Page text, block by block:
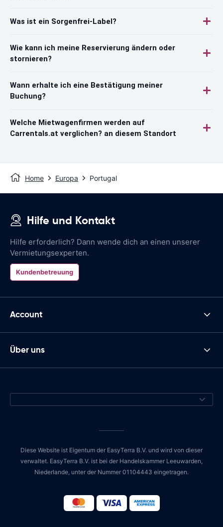
Was ist ein Sorgenfrei-Label?
Wie kann ich meine Reservierung ändern oder
stornieren?
Wann erhalte ich eine Bestätigung meiner
Buchung?
Welche Mietwagenfirmen werden auf
Carrentals.at verglichen? an diesem Standort
Home Europa Portugal
Hilfe und Kontakt
Hilfe erforderlich? Dann wende dich an einen unserer
Vermietungsexperten.
Kundenbetreuung
Account
Über uns
Diese Website ist Eigentum der EasyTerra B.V. und wird von dieser
verwaltet. EasyTerra B.V. ist bei der Handelskammer Leeuwarden,
Niederlande, unter der Nummer 01104443 eingetragen.